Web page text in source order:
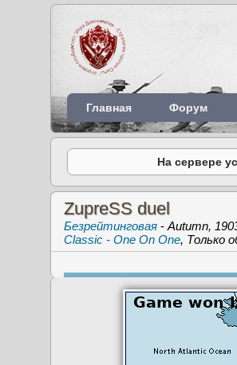
Главная Форум
На сервере
ZupreSS duel
Безрейтинговая - Autumn,
Classic - One On One, Только